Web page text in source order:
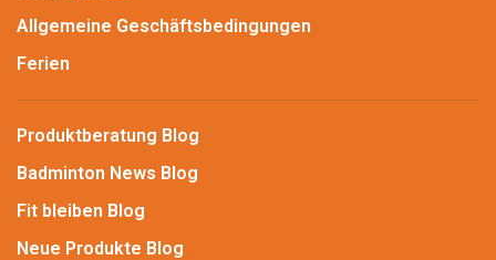
Allgemeine Geschäftsbedingungen
Ferien
Produktberatung Blog
Badminton News Blog
Fit bleiben Blog
Neue Produkte Blog